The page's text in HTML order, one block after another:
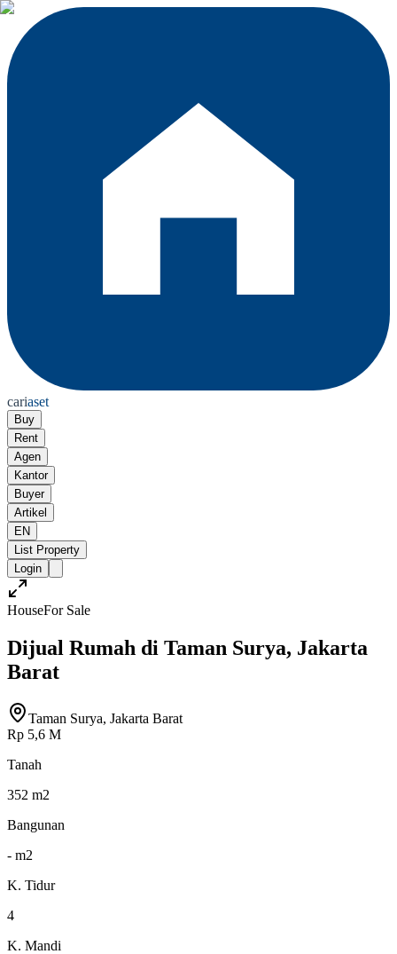
cariaset
Buy
Rent
Agen
Kantor
Buyer
Artikel
EN
List Property
Login
HouseFor Sale
Dijual Rumah di Taman Surya, Jakarta
Barat
Taman Surya, Jakarta Barat
Rp 5,6 M
Tanah
352 m2
Bangunan
- m2
K. Tidur
4
K. Mandi